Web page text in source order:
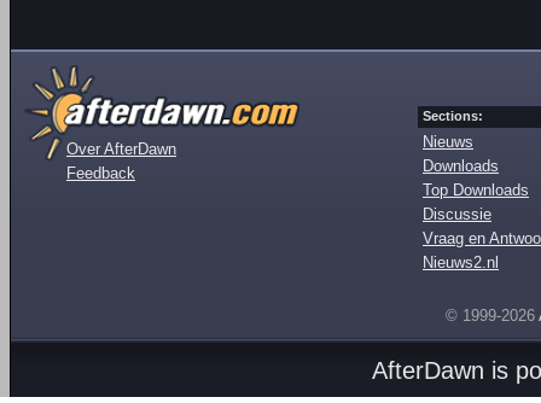
Over AfterDawn
Feedback
Sections:
Nieuws
Downloads
Top Downloads
Discussie
Vraag en
Nieuws2.nl
© 1999-2026
AfterDawn is